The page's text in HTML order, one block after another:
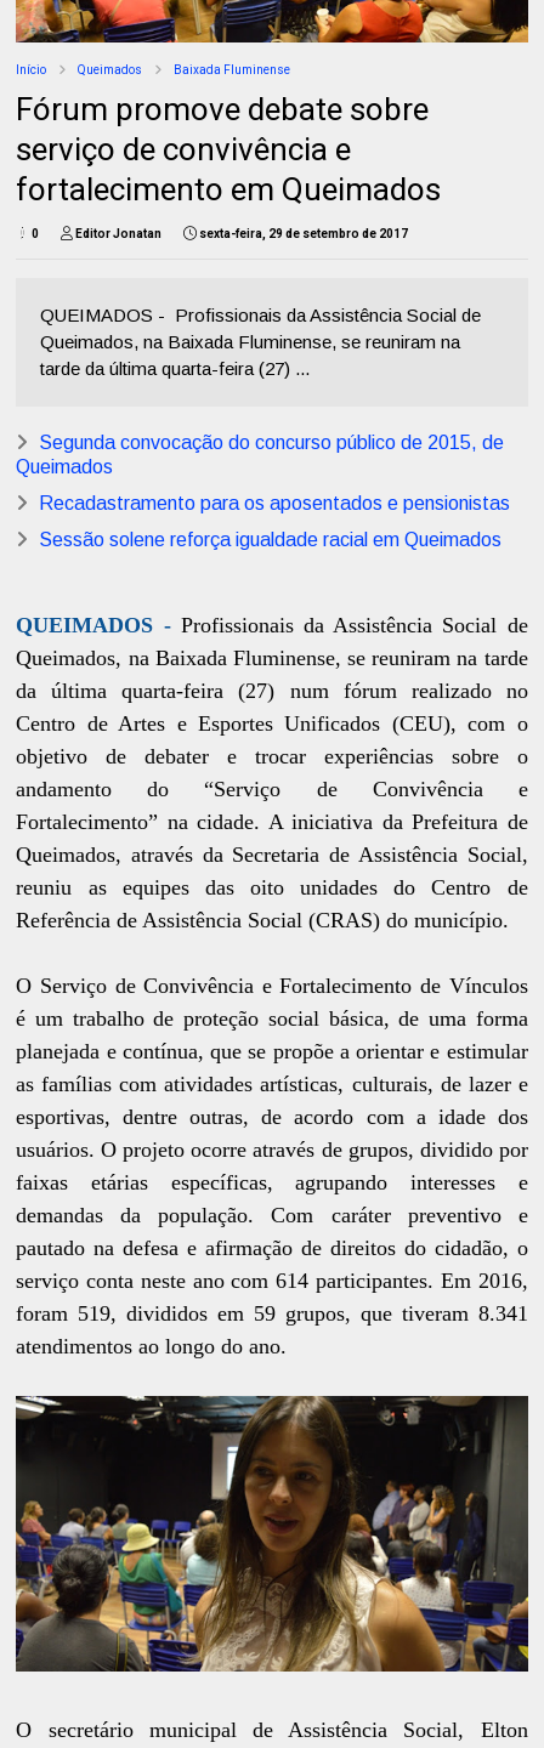
Início Queimados Baixada Fluminense
Fórum promove debate sobre
serviço de convivência e
fortalecimento em Queimados
0 Editor Jonatan sexta-feira, 29 de setembro de 2017
QUEIMADOS - Profissionais da Assistência Social de
Queimados, na Baixada Fluminense, se reuniram na
tarde da última quarta-feira (27) ...
Segunda convocação do concurso público de 2015, de
Queimados
Recadastramento para os aposentados e pensionistas
Sessão solene reforça igualdade racial em Queimados
QUEIMADOS - Profissionais da Assistência Social de
Queimados, na Baixada Fluminense, se reuniram na tarde
da última quarta-feira (27) num fórum realizado no
Centro de Artes e Esportes Unificados (CEU), com o
objetivo de debater e trocar experiências sobre o
andamento do “Serviço de Convivência e
Fortalecimento” na cidade. A iniciativa da Prefeitura de
Queimados, através da Secretaria de Assistência Social,
reuniu as equipes das oito unidades do Centro de
Referência de Assistência Social (CRAS) do município.
O Serviço de Convivência e Fortalecimento de Vínculos
é um trabalho de proteção social básica, de uma forma
planejada e contínua, que se propõe a orientar e estimular
as famílias com atividades artísticas, culturais, de lazer e
esportivas, dentre outras, de acordo com a idade dos
usuários. O projeto ocorre através de grupos, dividido por
faixas etárias específicas, agrupando interesses e
demandas da população. Com caráter preventivo e
pautado na defesa e afirmação de direitos do cidadão, o
serviço conta neste ano com 614 participantes. Em 2016,
foram 519, divididos em 59 grupos, que tiveram 8.341
atendimentos ao longo do ano.
O secretário municipal de Assistência Social, Elton